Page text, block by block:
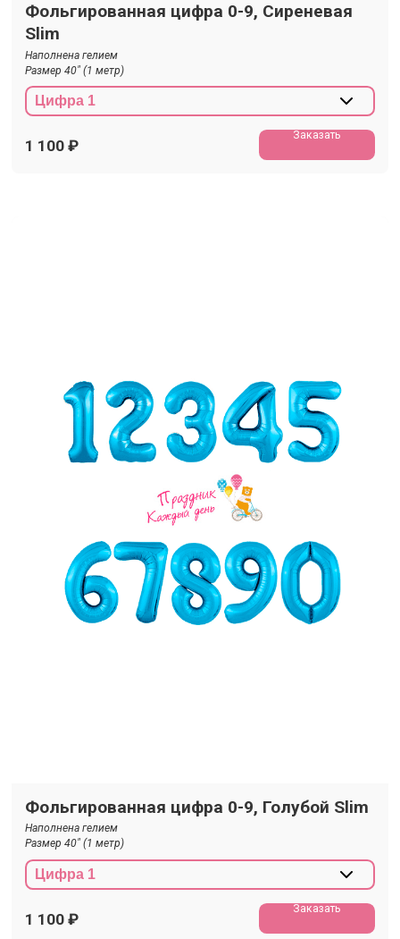
Фольгированная цифра 0-9, Сиреневая
Slim
Наполнена гелием
Размер 40" (1 метр)
1 100 ₽
Заказать
Фольгированная цифра 0-9, Голубой Slim
Наполнена гелием
Размер 40" (1 метр)
1 100 ₽
Заказать